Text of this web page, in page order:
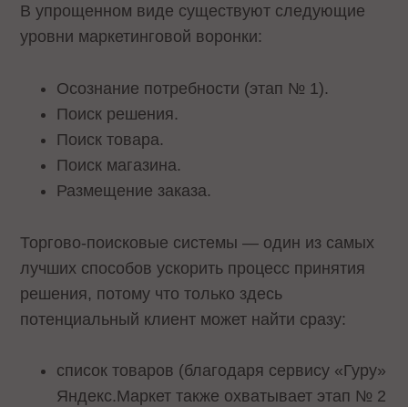
В упрощенном виде существуют следующие
уровни маркетинговой воронки:
Осознание потребности (этап № 1).
Поиск решения.
Поиск товара.
Поиск магазина.
Размещение заказа.
Торгово-поисковые системы — один из самых
лучших способов ускорить процесс принятия
решения, потому что только здесь
потенциальный клиент может найти сразу:
список товаров (благодаря сервису «Гуру»
Яндекс.Маркет также охватывает этап № 2